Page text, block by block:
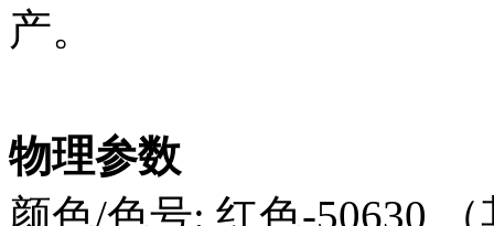
产。
物理参数
颜色/色号: 红色-50630